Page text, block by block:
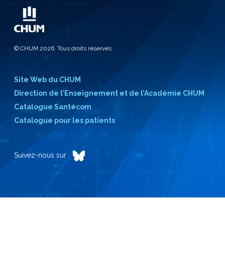
© CHUM 2026. Tous droits réservés.
Site Web du CHUM
Direction de l’Enseignement et de l’Académie CHUM
Catalogue Santécom
Catalogue pour les patients
Suivez-nous sur